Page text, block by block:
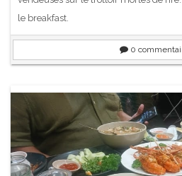
le breakfast.
0